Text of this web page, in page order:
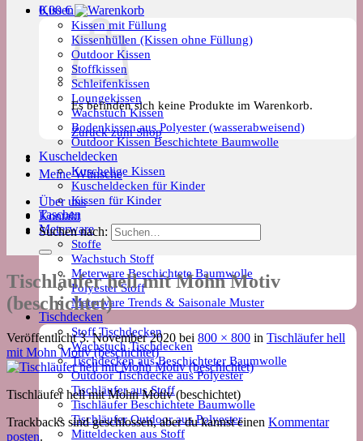
Kissen
Kissen mit Füllung
Kissenhüllen (Kissen ohne Füllung)
Outdoor Kissen
Stoffkissen
Schleifenkissen
Loungekissen
Wachstuch Kissen
Bodenkissen aus Polyester (wasserabweisend)
Outdoor Kissen Beschichtete Baumwolle
Kuscheldecken
Kuschelige Kissen
Kuscheldecken für Kinder
Kissen für Kinder
Taschen
Meterware
Stoffe
Wachstuch Stoff
Meterware Beschichtete Baumwolle
Polyester Stoff
Meterware Trends & Saisonale Muster
Tischdecken
Stoff Tischdecken
Wachstuch Tischdecken
Tischdecken aus Beschichteter Baumwolle
Outdoor Tischdecke aus Polyester
Tischläufer aus Stoff
Tischläufer Beschichtete Baumwolle
Tischläufer Outdoor aus Polyester
Mitteldecken aus Stoff
0,00€
Es befinden sich keine Produkte im Warenkorb.
Zurück zum Shop
Meine Wünsche
Über uns
Kontakt
Suchen nach:
Tischläufer hell mit Mohn Motiv
(beschichtet)
Veröffentlicht3. November 2020 bei 800 × 800 in Tischläufer hell
mit Mohn Motiv (beschichtet)
Tischläufer hell mit Mohn Motiv (beschichtet)
Trackbacks sind geschlossen, aber du kannst einen Kommentar
posten.